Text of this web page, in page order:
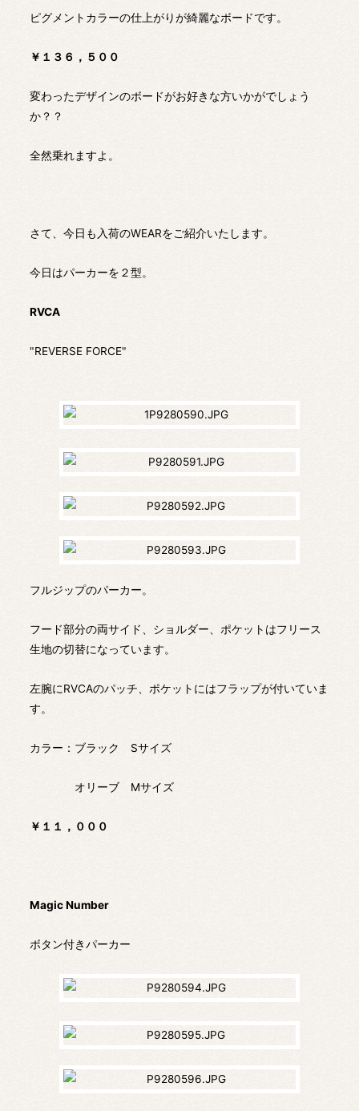
ピグメントカラーの仕上がりが綺麗なボードです。
￥１３６，５００
変わったデザインのボードがお好きな方いかがでしょう
か？？
全然乗れますよ。
さて、今日も入荷のWEARをご紹介いたします。
今日はパーカーを２型。
RVCA
"REVERSE FORCE"
フルジップのパーカー。
フード部分の両サイド、ショルダー、ポケットはフリース
生地の切替になっています。
左腕にRVCAのパッチ、ポケットにはフラップが付いていま
す。
カラー：ブラック Sサイズ
オリーブ Mサイズ
￥１１，０００
Magic Number
ボタン付きパーカー